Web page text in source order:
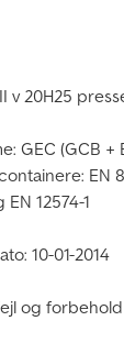
v 20H25
GEC (GCB +
EN
12574-1
10-01-2014
og